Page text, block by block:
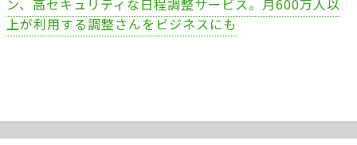
ン、高セキュリティな日程調整サービス。月600万人以
上が利用する調整さんをビジネスにも